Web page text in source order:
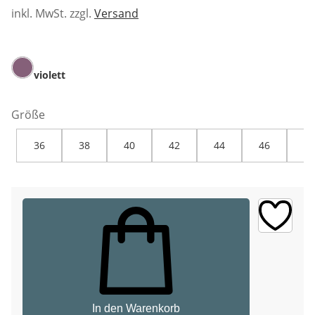
inkl. MwSt. zzgl. Versand
violett
Größe
36 38 40 42 44 46
In den Warenkorb